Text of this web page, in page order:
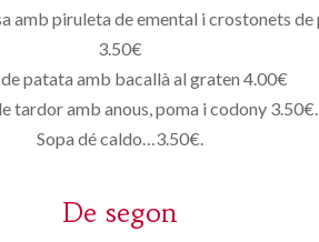
amb piruleta de emental i crostonets
3.50€
patata amb bacallà al graten 4.00€
tardor amb anous, poma i codony 3.50€.
Sopa dé caldo…3.50€.
De segon